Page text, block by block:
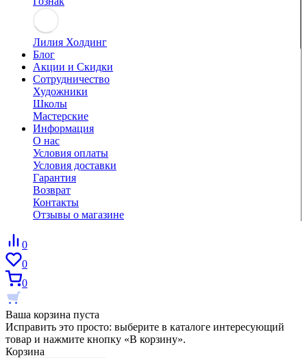
Лилия Холдинг
Блог
Акции и Скидки
Сотрудничество
Художники
Школы
Мастерские
Информация
О нас
Условия оплаты
Условия доставки
Гарантия
Возврат
Контакты
Отзывы о магазине
0
0
0
Ваша корзина пуста
Исправить это просто: выберите в каталоге интересующий
товар и нажмите кнопку «В корзину».
Корзина